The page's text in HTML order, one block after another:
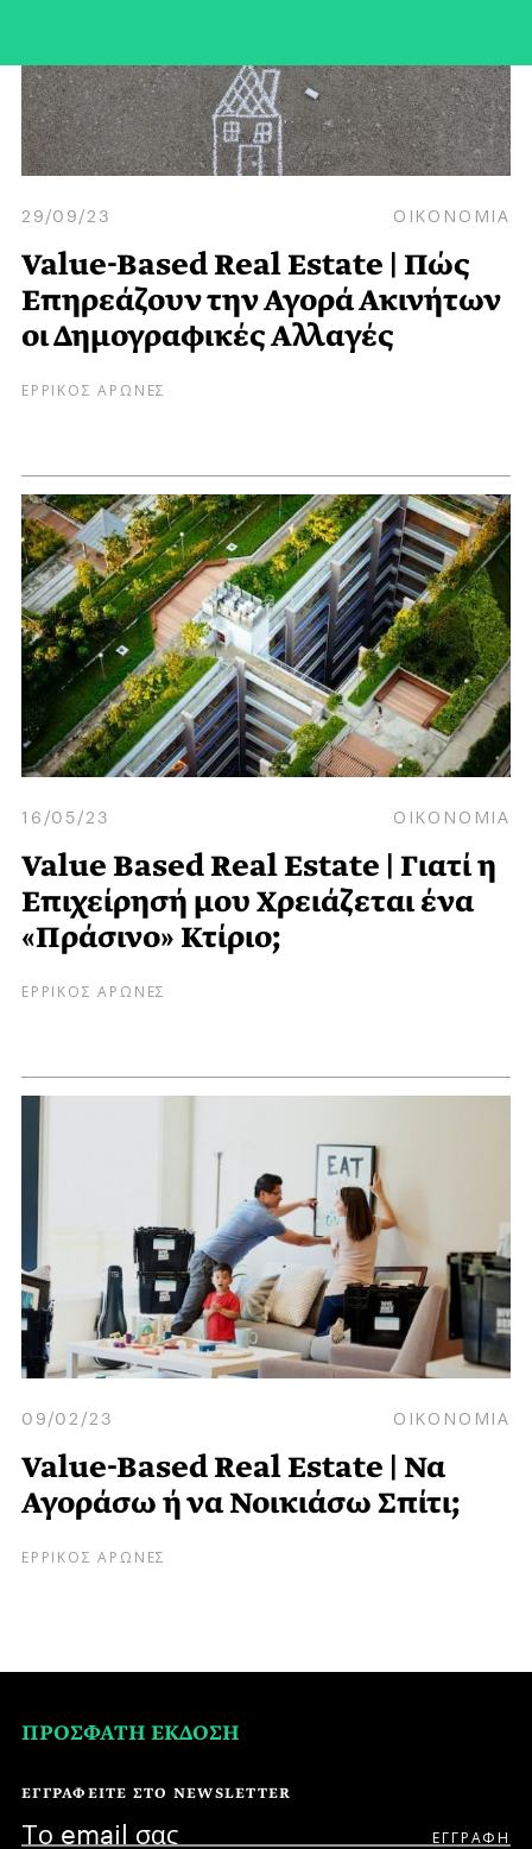
29/09/23 ΟΙΚΟΝΟΜΙΑ
Value-Based Real Estate | Πώς
Επηρεάζουν την Αγορά Ακινήτων
οι Δημογραφικές Αλλαγές
ΕΡΡΙΚΟΣ ΑΡΩΝΕΣ
16/05/23 ΟΙΚΟΝΟΜΙΑ
Value Based Real Estate | Γιατί η
Επιχείρησή μου Χρειάζεται ένα
«Πράσινο» Κτίριο;
ΕΡΡΙΚΟΣ ΑΡΩΝΕΣ
09/02/23 ΟΙΚΟΝΟΜΙΑ
Value-Based Real Estate | Να
Αγοράσω ή να Νοικιάσω Σπίτι;
ΕΡΡΙΚΟΣ ΑΡΩΝΕΣ
ΠΡΟΣΦΑΤΗ ΕΚΔΟΣΗ
ΕΓΓΡΑΦΕΙΤΕ ΣΤΟ NEWSLETTER